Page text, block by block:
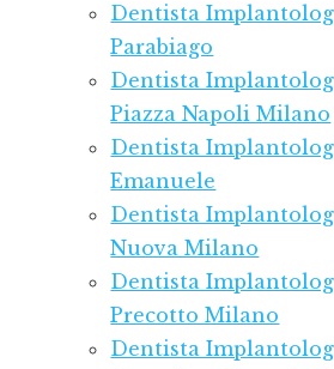
Dentista
Parabiago
Dentista
Piazza Napoli Milano
Dentista
Emanuele
Dentista
Nuova Milano
Dentista
Precotto Milano
Dentista